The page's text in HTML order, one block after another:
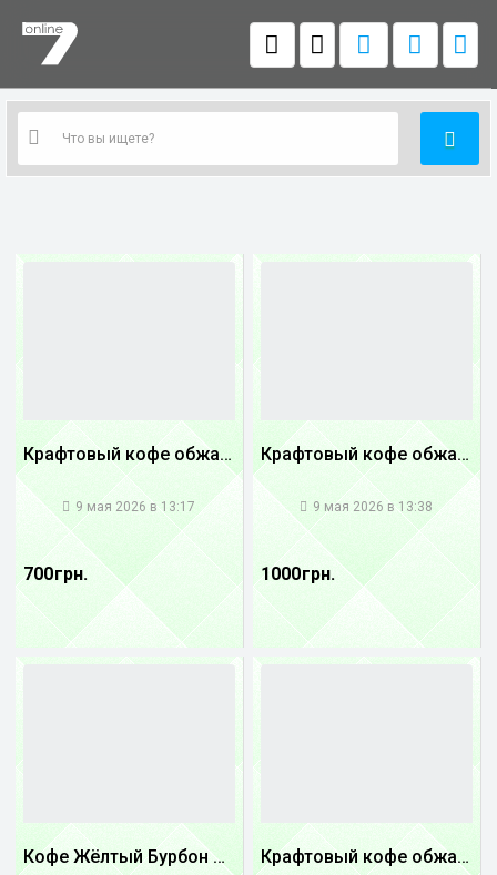
Крафтовый кофе обжареный купаж арабики 3...
9 мая 2026 в 13:17
700 грн.
Крафтовый кофе обжареный Танзания
9 мая 2026 в 13:38
1000 грн.
Кофе Жёлтый Бурбон Бразилия Крафтовый кофе обжареный купаж арабики 5...